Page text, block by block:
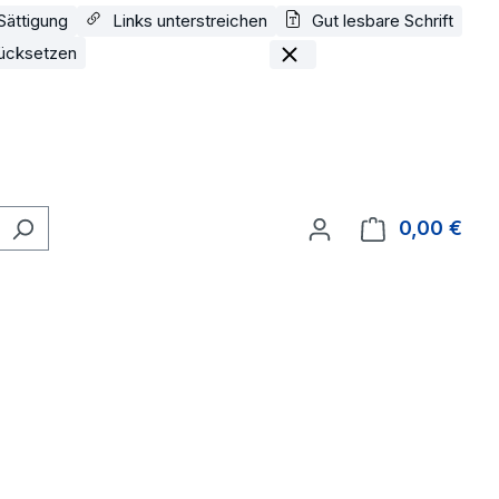
Links unterstreichen
Gut lesbare Schrift
0,00 €